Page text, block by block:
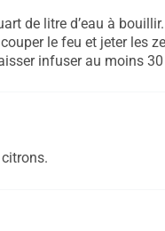
de litre d’eau à
le feu et jeter les
infuser au moins
citrons.